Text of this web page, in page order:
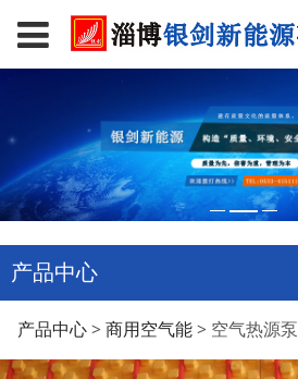
产品中心
空气热源泵
产品中心> 商用空气能> 空气热源泵